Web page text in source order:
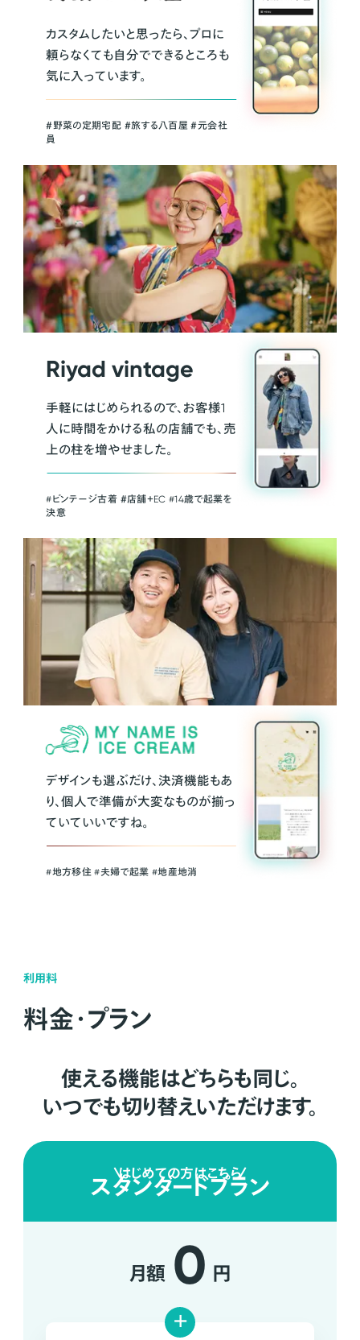
カスタムしたいと思ったら、プロに
頼らなくても自分でできるところも
気に入っています。
＃野菜の定期宅配 ＃旅する八百屋 ＃元会社
員
Riyad vintage
手軽にはじめられるので、お客様1
人に時間をかける私の店舗でも、売
上の柱を増やせました。
#ビンテージ古着 ＃店舗＋EC #14歳で起業を
決意
デザインも選ぶだけ、決済機能もあ
り、個人で準備が大変なものが揃っ
ていていいですね。
#地方移住 #夫婦で起業 #地産地消
利用料
料金・プラン
使える機能はどちらも同じ。
いつでも切り替えいただけます。
はじめての方はこちら
スタンダードプラン
月額 0 円
+